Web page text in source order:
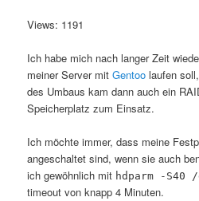
Views: 1191
Ich habe mich nach langer Zeit
meiner Server mitGentoo laufen
des Umbaus kam dann auch ein
Speicherplatz zum Einsatz.
Ich möchte immer, dass meine
angeschaltet sind, wenn sie auch
ich gewöhnlich mit hdparm -S40
timeout von knapp 4 Minuten.